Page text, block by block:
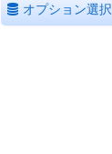
オプション選択